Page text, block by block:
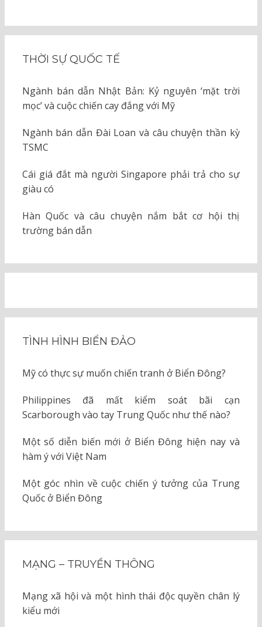
THỜI SỰ QUỐC TẾ
Ngành bán dẫn Nhật Bản: Kỷ nguyên ‘mặt trời
mọc’ và cuộc chiến cay đắng với Mỹ
Ngành bán dẫn Đài Loan và câu chuyện thần kỳ
TSMC
Cái giá đắt mà người Singapore phải trả cho sự
giàu có
Hàn Quốc và câu chuyện nắm bắt cơ hội thị
trường bán dẫn
TÌNH HÌNH BIỂN ĐẢO
Mỹ có thực sự muốn chiến tranh ở Biển Đông?
Philippines đã mất kiểm soát bãi cạn
Scarborough vào tay Trung Quốc như thế nào?
Một số diễn biến mới ở Biển Đông hiện nay và
hàm ý với Việt Nam
Một góc nhìn về cuộc chiến ý tưởng của Trung
Quốc ở Biển Đông
MẠNG – TRUYỀN THÔNG
Mạng xã hội và một hình thái độc quyền chân lý
kiểu mới